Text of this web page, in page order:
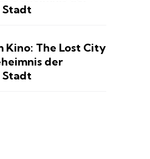
Kino: The Lost City
der